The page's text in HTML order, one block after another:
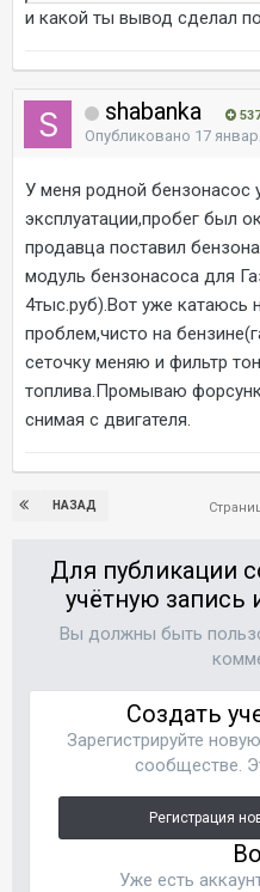
и какой ты вывод сделал
shabanka 537
Опубликовано 17
У меня родной бензонасос
эксплуатации,пробег был
продавца поставил
модуль бензонасоса для
4тыс.руб).Вот уже катаюсь
проблем,чисто на
сеточку меняю и фильтр
топлива.Промываю
снимая с двигателя.
НАЗАД
Для публикации
учётную запись
Вы должны быть
Создать
Зарегистрируйте
сообществе.
Регистрация
Уже есть